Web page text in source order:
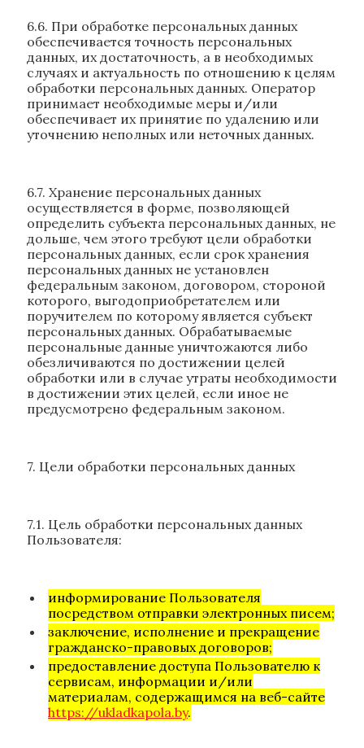
6.6. При обработке персональных данных
обеспечивается точность персональных
данных, их достаточность, а в необходимых
случаях и актуальность по отношению к целям
обработки персональных данных. Оператор
принимает необходимые меры и/или
обеспечивает их принятие по удалению или
уточнению неполных или неточных данных.
6.7. Хранение персональных данных
осуществляется в форме, позволяющей
определить субъекта персональных данных, не
дольше, чем этого требуют цели обработки
персональных данных, если срок хранения
персональных данных не установлен
федеральным законом, договором, стороной
которого, выгодоприобретателем или
поручителем по которому является субъект
персональных данных. Обрабатываемые
персональные данные уничтожаются либо
обезличиваются по достижении целей
обработки или в случае утраты необходимости
в достижении этих целей, если иное не
предусмотрено федеральным законом.
7. Цели обработки персональных данных
7.1. Цель обработки персональных данных
Пользователя:
информирование Пользователя
посредством отправки электронных писем;
заключение, исполнение и прекращение
гражданско-правовых договоров;
предоставление доступа Пользователю к
сервисам, информации и/или
материалам, содержащимся на веб-сайте
https://ukladkapola.by.